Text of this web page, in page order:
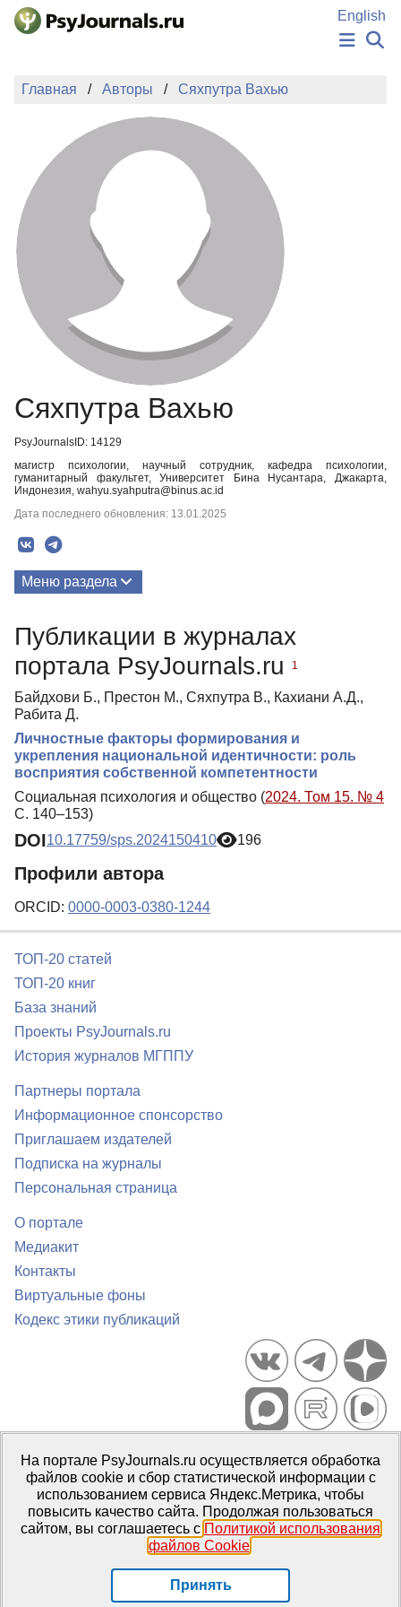
Перейти к основному содержанию
English
НОВОСТИ
АВТОРЫ
ПОДАТЬ РУКОПИСЬ
БАЗА ЗНАНИЙ
КЛЮЧЕВЫЕ СЛОВА
Регистрация
Главная Авторы Сяхпутра Вахью
Сяхпутра Вахью
PsyJournalsID: 14129
магистр психологии, научный сотрудник, кафедра психологии,
гуманитарный факультет, Университет Бина Нусантара, Джакарта,
Индонезия, wahyu.syahputra@binus.ac.id
Дата последнего обновления: 13.01.2025
Меню раздела
Публикации в журналах
портала PsyJournals.ru
1
Байдхови Б., Престон М., Сяхпутра В., Кахиани А.Д.,
Рабита Д.
Личностные факторы формирования и
укрепления национальной идентичности: роль
восприятия собственной компетентности
Социальная психология и общество (2024. Том 15. № 4
С. 140–153)
DOI10.17759/sps.2024150410 196
Профили автора
ORCID: 0000-0003-0380-1244
ТОП-20 статей
ТОП-20 книг
База знаний
Проекты PsyJournals.ru
История журналов МГППУ
Партнеры портала
Информационное спонсорство
Приглашаем издателей
Подписка на журналы
Персональная страница
О портале
Медиакит
Контакты
Виртуальные фоны
Кодекс этики публикаций
Портал психологических изданий PsyJournals.ru, 2007–2026
Правила использования материалов
Свидетельство регистрации СМИЭл № ФС77-66447 от 14 июля
2016 г.
Издатель: ФГБОУ ВО МГППУ
На портале PsyJournals.ru осуществляется обработка
файлов cookie и сбор статистической информации с
использованием сервиса Яндекс.Метрика, чтобы
повысить качество сайта. Продолжая пользоваться
сайтом, вы соглашаетесь с Политикой использования
файлов Cookie.
Принять